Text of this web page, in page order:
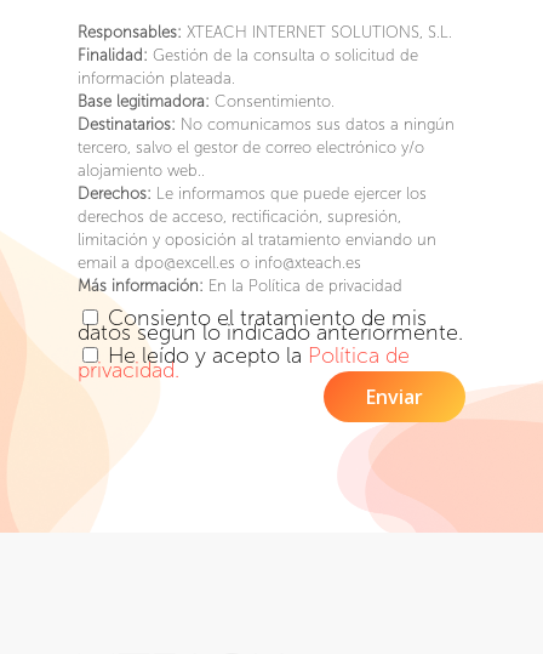
Responsables: XTEACH INTERNET SOLUTIONS, S.L.
Finalidad: Gestión de la consulta o solicitud de
información plateada.
Base legitimadora: Consentimiento.
Destinatarios: No comunicamos sus datos a ningún
tercero, salvo el gestor de correo electrónico y/o
alojamiento web..
Derechos: Le informamos que puede ejercer los
derechos de acceso, rectificación, supresión,
limitación y oposición al tratamiento enviando un
email a dpo@excell.es o info@xteach.es
Más información: En la Política de privacidad
Consiento el tratamiento de mis
datos según lo indicado anteriormente.
He leído y acepto la Política de
privacidad.